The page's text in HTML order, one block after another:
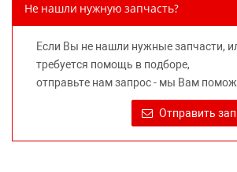
предлагаемых к продаже запасных
правообладателей указанных товарных
Требование предоставлять покупателю
достоверную информацию о товаре,
продаже, обеспечивающую
выбора возложено на продавца
«О защите прав потребителей».
Не нашли нужную запчасть?
Если Вы не нашли нужные запчасти,
требуется помощь в подборе,
отправьте нам запрос - мы Вам
Отправить